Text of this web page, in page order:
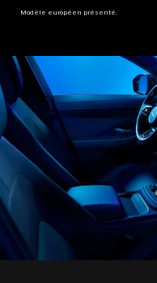
Modèle européen présenté.